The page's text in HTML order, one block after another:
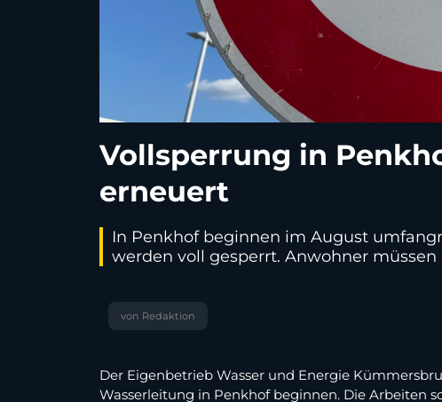
Vollsperrung in
erneuert
In Penkhof beginnen im August
werden voll gesperrt. Anwohner
von Redaktion
Der Eigenbetrieb Wasser und Energie
Wasserleitung in Penkhof beginnen. Die Arbeiten